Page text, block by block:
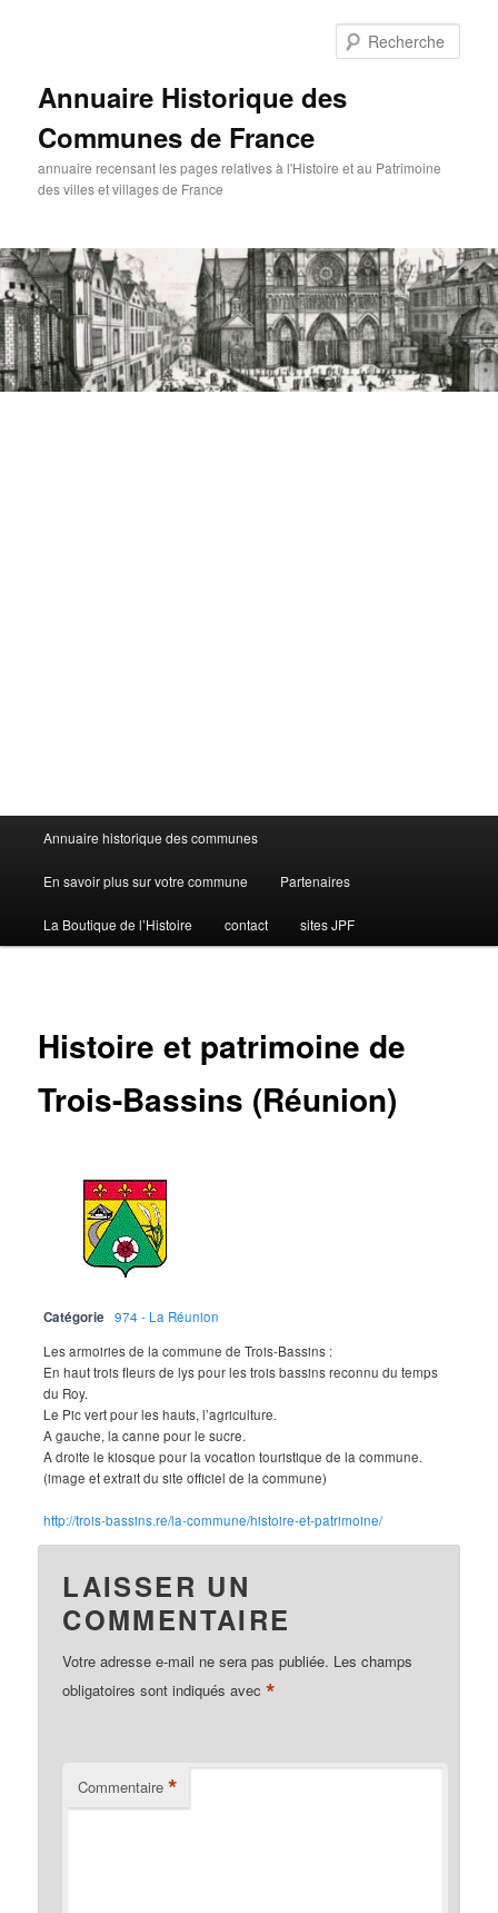
Annuaire Historique des
Communes de France
annuaire recensant les pages relatives à l'Histoire et au Patrimoine
des villes et villages de France
Menu
principal
Annuaire historique des communes
En savoir plus sur votre commune Partenaires
La Boutique de l’Histoire contact sites JPF
Histoire et patrimoine de
Trois-Bassins (Réunion)
Catégorie
974 - La Réunion
Les armoiries de la commune de Trois-Bassins :
En haut trois fleurs de lys pour les trois bassins reconnu du temps
du Roy.
Le Pic vert pour les hauts, l’agriculture.
A gauche, la canne pour le sucre.
A droite le kiosque pour la vocation touristique de la commune.
(image et extrait du site officiel de la commune)
http://trois-bassins.re/la-commune/histoire-et-patrimoine/
LAISSER UN
COMMENTAIRE
Votre adresse e-mail ne sera pas publiée. Les champs
obligatoires sont indiqués avec*
Commentaire *